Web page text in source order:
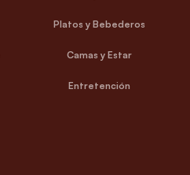
Platos y Bebederos
Camas y Estar
Entretención